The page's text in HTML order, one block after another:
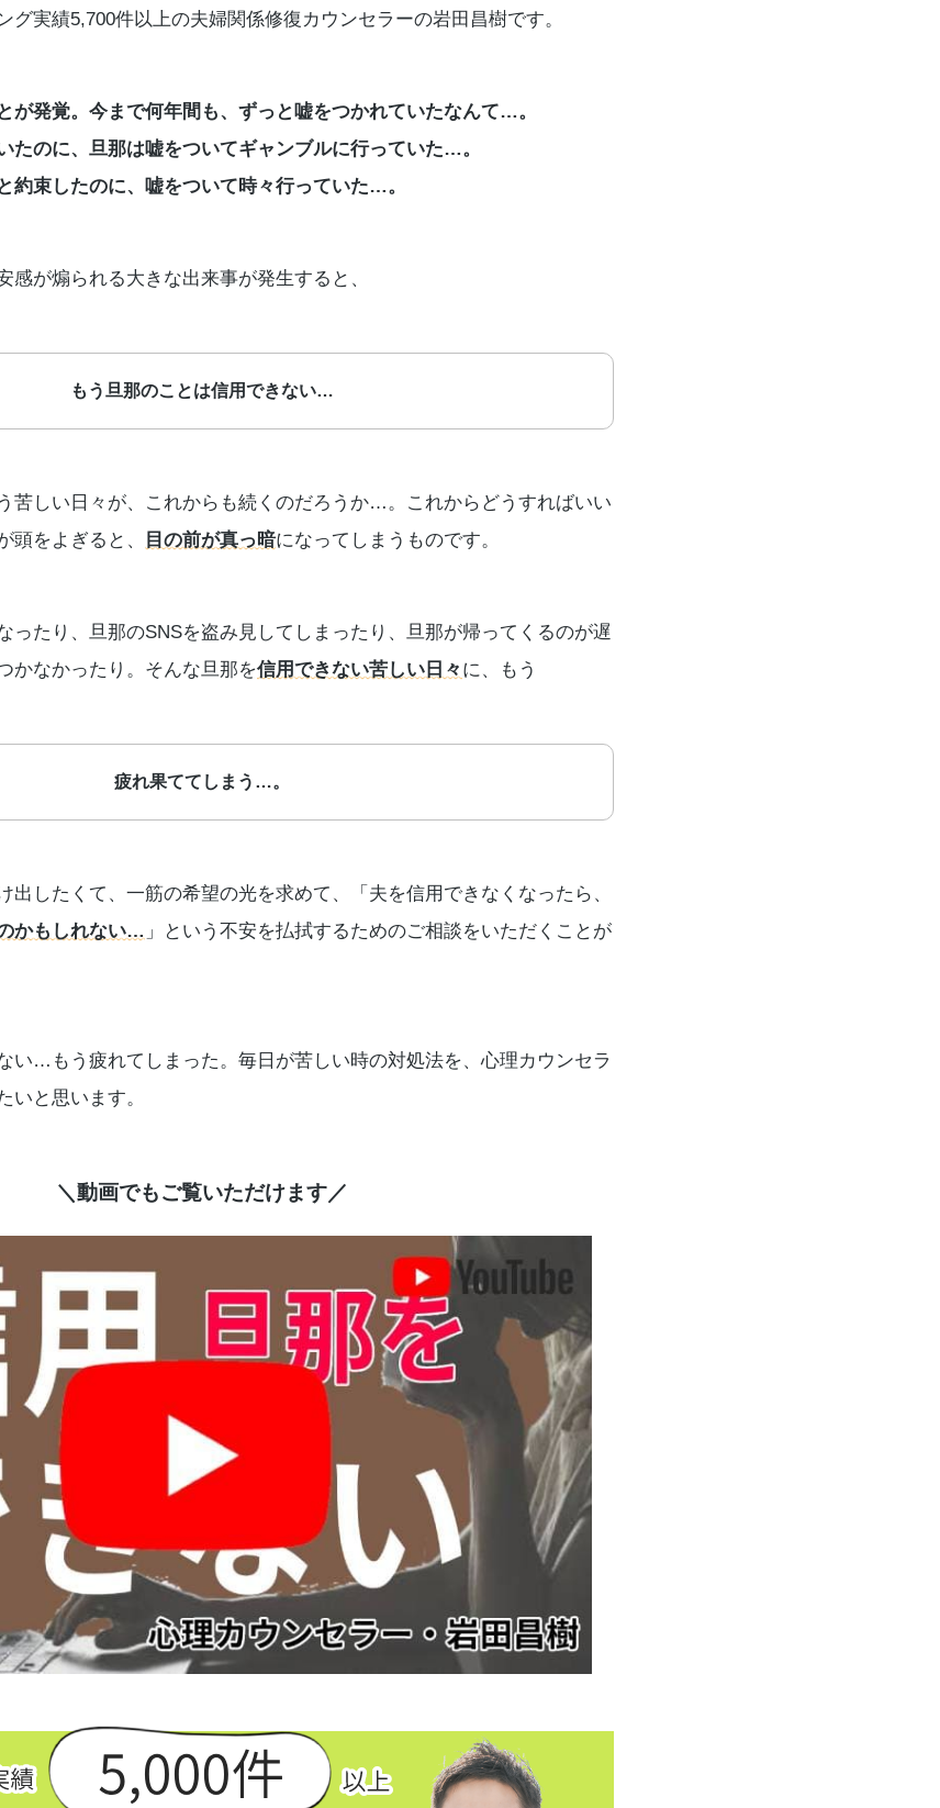
グ実績5,700件以上の夫婦関係修復カウンセラーの岩田昌樹です。
が発覚。今まで何年間も、ずっと嘘をつかれていたなんて…。
たのに、旦那は嘘をついてギャンブルに行っていた…。
約束したのに、嘘をついて時々行っていた…。
感が煽られる大きな出来事が発生すると、
もう旦那のことは信用できない…
苦しい日々が、これからも続くのだろうか…。これからどうすればいい
をよぎると、
目の前が真っ暗になってしまうものです。
ったり、旦那のSNSを盗み見してしまったり、旦那が帰ってくるのが遅
かなかったり。そんな旦那を信用できない苦しい日々 に、もう
疲れ果ててしまう…。
出したくて、一筋の希望の光を求めて、「夫を信用できなくなったら、
かもしれない… 」という不安を払拭するためのご相談をいただくことが
い…もう疲れてしまった。毎日が苦しい時の対処法を、心理カウンセラ
いと思います。
＼動画でもご覧いただけます／